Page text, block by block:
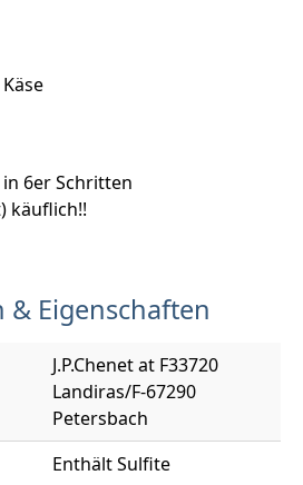
6er Schritten
käuflich!!
Eigenschaften
J.P.Chenet at F33720
Landiras/F-67290
Petersbach
Enthält Sulfite